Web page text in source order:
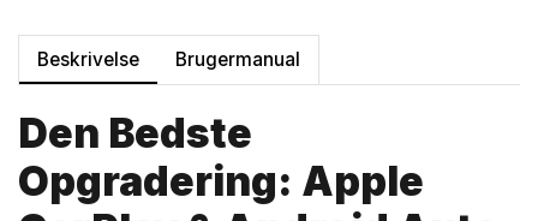
Beskrivelse Brugermanual
Den Bedste
Opgradering: Apple